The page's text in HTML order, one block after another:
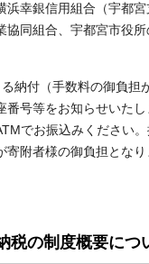
浜幸銀信用組合（宇都
協同組合、宇都宮市役
納付（手数料の御負担
号等をお知らせいたし
でお振込みください
寄附者様の御負担とな
税の制度概要につ